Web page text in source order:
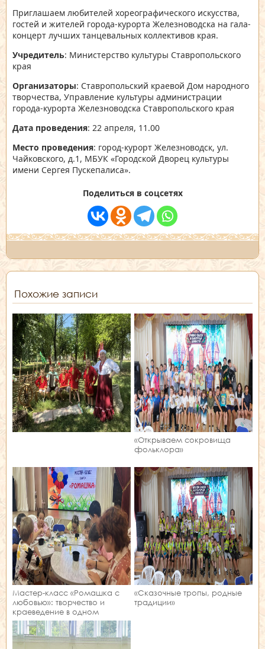
Приглашаем любителей хореографического искусства,
гостей и жителей города-курорта Железноводска на гала-
концерт лучших танцевальных коллективов края.
Учредитель: Министерство культуры Ставропольского
края
Организаторы: Ставропольский краевой Дом народного
творчества, Управление культуры администрации
города-курорта Железноводска Ставропольского края
Дата проведения: 22 апреля, 11.00
Место проведения: город-курорт Железноводск, ул.
Чайковского, д.1, МБУК «Городской Дворец культуры
имени Сергея Пускепалиса».
Поделиться в соцсетях
Похожие записи
«Открываем сокровища
фольклора»
Мастер‑класс «Ромашка с
любовью»: творчество и
краеведение в одном
занятии!
«Сказочные тропы, родные
традиции»